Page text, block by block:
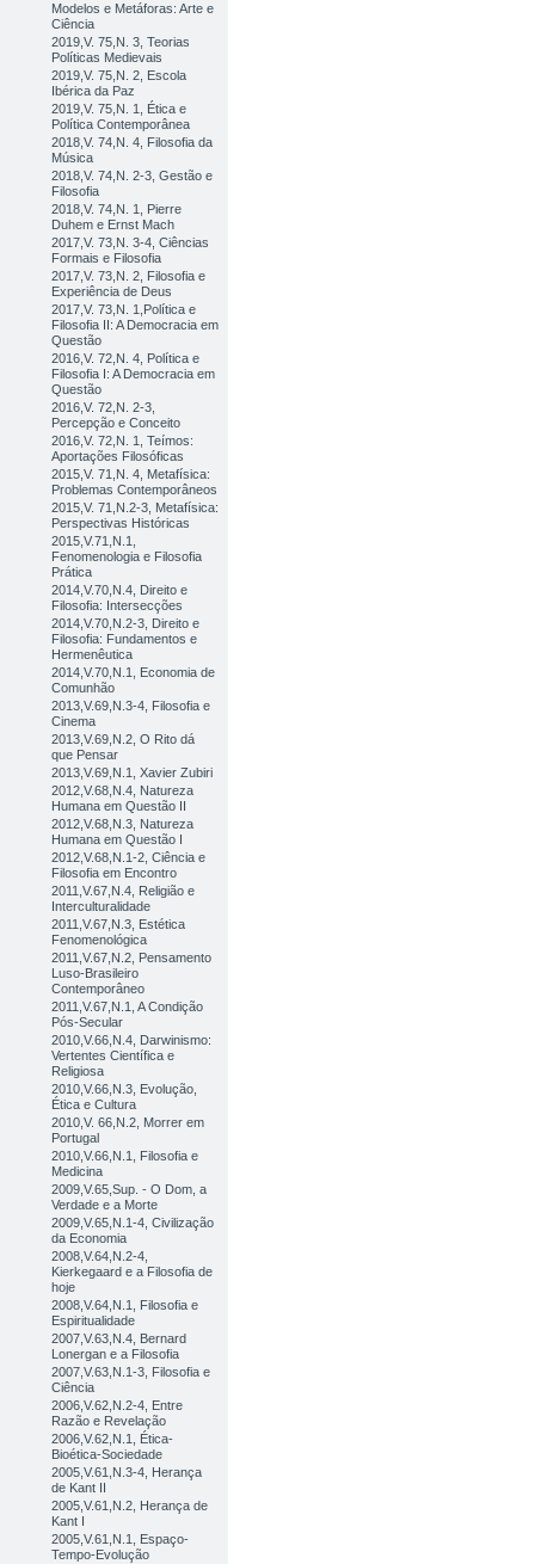
Modelos e Metáforas: Arte e
Ciência
2019,V. 75,N. 3, Teorias
Políticas Medievais
2019,V. 75,N. 2, Escola
Ibérica da Paz
2019,V. 75,N. 1, Ética e
Política Contemporânea
2018,V. 74,N. 4, Filosofia da
Música
2018,V. 74,N. 2-3, Gestão e
Filosofia
2018,V. 74,N. 1, Pierre
Duhem e Ernst Mach
2017,V. 73,N. 3-4, Ciências
Formais e Filosofia
2017,V. 73,N. 2, Filosofia e
Experiência de Deus
2017,V. 73,N. 1,Política e
Filosofia II: A Democracia em
Questão
2016,V. 72,N. 4, Política e
Filosofia I: A Democracia em
Questão
2016,V. 72,N. 2-3,
Percepção e Conceito
2016,V. 72,N. 1, Teímos:
Aportações Filosóficas
2015,V. 71,N. 4, Metafísica:
Problemas Contemporâneos
2015,V. 71,N.2-3, Metafísica:
Perspectivas Históricas
2015,V.71,N.1,
Fenomenologia e Filosofia
Prática
2014,V.70,N.4, Direito e
Filosofia: Intersecções
2014,V.70,N.2-3, Direito e
Filosofia: Fundamentos e
Hermenêutica
2014,V.70,N.1, Economia de
Comunhão
2013,V.69,N.3-4, Filosofia e
Cinema
2013,V.69,N.2, O Rito dá
que Pensar
2013,V.69,N.1, Xavier Zubiri
2012,V.68,N.4, Natureza
Humana em Questão II
2012,V.68,N.3, Natureza
Humana em Questão I
2012,V.68,N.1-2, Ciência e
Filosofia em Encontro
2011,V.67,N.4, Religião e
Interculturalidade
2011,V.67,N.3, Estética
Fenomenológica
2011,V.67,N.2, Pensamento
Luso-Brasileiro
Contemporâneo
2011,V.67,N.1, A Condição
Pós-Secular
2010,V.66,N.4, Darwinismo:
Vertentes Científica e
Religiosa
2010,V.66,N.3, Evolução,
Ética e Cultura
2010,V. 66,N.2, Morrer em
Portugal
2010,V.66,N.1, Filosofia e
Medicina
2009,V.65,Sup. - O Dom, a
Verdade e a Morte
2009,V.65,N.1-4, Civilização
da Economia
2008,V.64,N.2-4,
Kierkegaard e a Filosofia de
hoje
2008,V.64,N.1, Filosofia e
Espiritualidade
2007,V.63,N.4, Bernard
Lonergan e a Filosofia
2007,V.63,N.1-3, Filosofia e
Ciência
2006,V.62,N.2-4, Entre
Razão e Revelação
2006,V.62,N.1, Ética-
Bioética-Sociedade
2005,V.61,N.3-4, Herança
de Kant II
2005,V.61,N.2, Herança de
Kant I
2005,V.61,N.1, Espaço-
Tempo-Evolução